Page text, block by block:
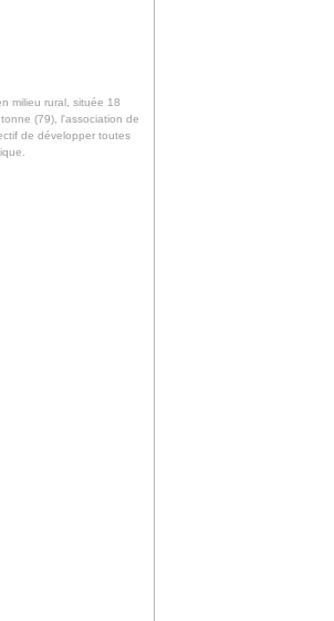
milieu rural, située 18
(79), l'association de
de développer toutes